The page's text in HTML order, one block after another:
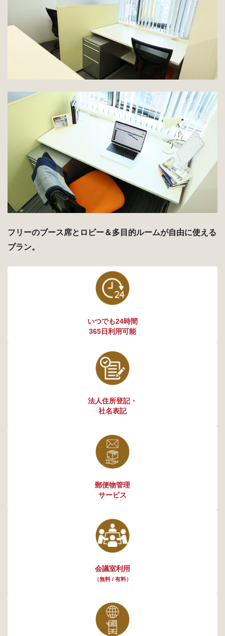
フリーのブース席とロビー＆多目的ルームが自由に使える
プラン。
いつでも24時間
365日利用可能
法人住所登記・
社名表記
郵便物管理
サービス
会議室利用
（無料 / 有料）